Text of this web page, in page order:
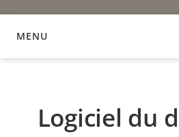
MENU
LOGICIEL DU DISPOSITIF
Logiciel du